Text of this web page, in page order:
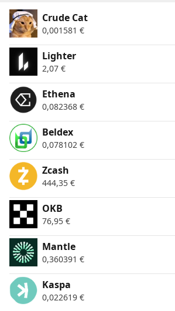
Crude Cat
0,001581 €
Lighter
2,07 €
Ethena
0,082368 €
Beldex
0,078102 €
Zcash
444,35 €
OKB
76,95 €
Mantle
0,360391 €
Kaspa
0,022619 €